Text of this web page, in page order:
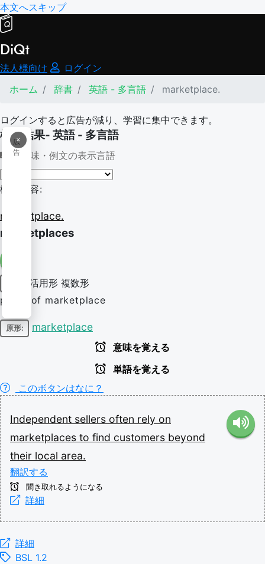
本文へスキップ
DiQt
法人様向け
ログイン
ホーム
辞書 英語 - 多言語 marketplace.
ログインすると広告が減り、学習に集中できます。
×
広
告
検索結果- 英語 - 多言語
意味・例文の表示言語
検索内容:
marketplace.
marketplaces
活用形 複数形
plural of marketplace
原形: marketplace
意味を覚える
単語を覚える
このボタンはなに？
Independent sellers often rely on
marketplaces to find customers beyond
their local area.
翻訳する
聞き取れるようになる
詳細
詳細
BSL 1.2